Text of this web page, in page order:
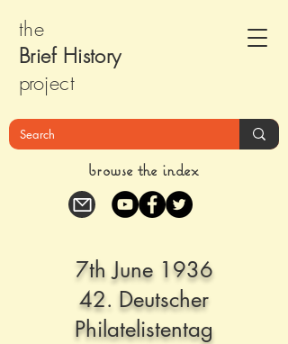
the
Brief History
project
browse the index
7th June 1936
42. Deutscher
Philatelistentag